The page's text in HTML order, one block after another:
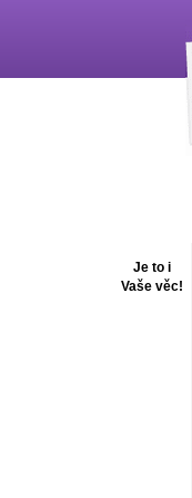
Je to i
Vaše věc!